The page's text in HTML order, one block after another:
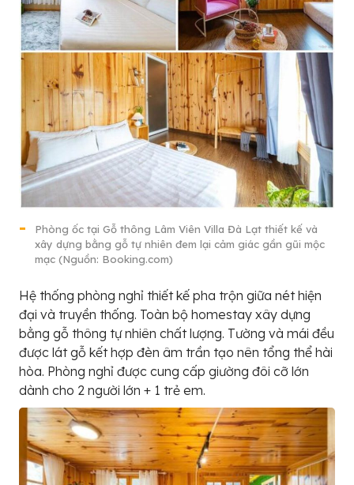
Phòng ốc tại Gỗ thông Lâm Viên Villa Đà Lạt thiết kế và
xây dựng bằng gỗ tự nhiên đem lại cảm giác gần gũi mộc
mạc (Nguồn: Booking.com)
Hệ thống phòng nghỉ thiết kế pha trộn giữa nét hiện
đại và truyền thống. Toàn bộ homestay xây dựng
bằng gỗ thông tự nhiên chất lượng. Tường và mái đều
được lát gỗ kết hợp đèn âm trần tạo nên tổng thể hài
hòa. Phòng nghỉ được cung cấp giường đôi cỡ lớn
dành cho 2 người lớn + 1 trẻ em.